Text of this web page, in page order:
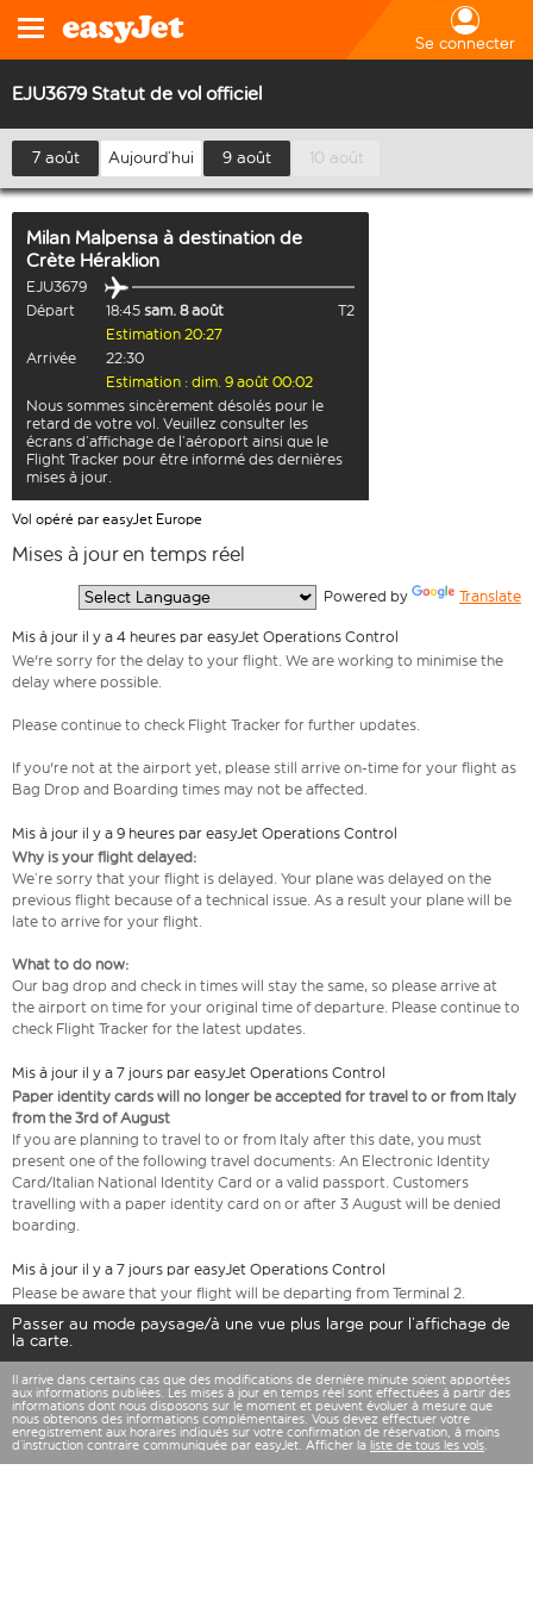
Se connecter
EJU3679 Statut de vol officiel
7 août Aujourd’hui 9 août 10 août
Milan Malpensa à destination de
Crète Héraklion
EJU3679
Départ
18:45 sam. 8 août
T2
Estimation 20:27
Arrivée
22:30
Estimation : dim. 9 août 00:02
Nous sommes sincèrement désolés pour le
retard de votre vol. Veuillez consulter les
écrans d’affichage de l’aéroport ainsi que le
Flight Tracker pour être informé des dernières
mises à jour.
Vol opéré par easyJet Europe
Mises à jour en temps réel
Powered by Translate
Mis à jour il y a 4 heures par easyJet Operations Control
We're sorry for the delay to your flight. We are working to minimise the
delay where possible.
Please continue to check Flight Tracker for further updates.
If you're not at the airport yet, please still arrive on-time for your flight as
Bag Drop and Boarding times may not be affected.
Mis à jour il y a 9 heures par easyJet Operations Control
Why is your flight delayed:
We’re sorry that your flight is delayed. Your plane was delayed on the
previous flight because of a technical issue. As a result your plane will be
late to arrive for your flight.
What to do now:
Our bag drop and check in times will stay the same, so please arrive at
the airport on time for your original time of departure. Please continue to
check Flight Tracker for the latest updates.
Mis à jour il y a 7 jours par easyJet Operations Control
Paper identity cards will no longer be accepted for travel to or from Italy
from the 3rd of August
If you are planning to travel to or from Italy after this date, you must
present one of the following travel documents: An Electronic Identity
Card/Italian National Identity Card or a valid passport. Customers
travelling with a paper identity card on or after 3 August will be denied
boarding.
Mis à jour il y a 7 jours par easyJet Operations Control
Please be aware that your flight will be departing from Terminal 2.
Passer au mode paysage/à une vue plus large pour l’affichage de
la carte.
Il arrive dans certains cas que des modifications de dernière minute soient apportées
aux informations publiées. Les mises à jour en temps réel sont effectuées à partir des
informations dont nous disposons sur le moment et peuvent évoluer à mesure que
nous obtenons des informations complémentaires. Vous devez effectuer votre
enregistrement aux horaires indiqués sur votre confirmation de réservation, à moins
d’instruction contraire communiquée par easyJet. Afficher la liste de tous les vols.